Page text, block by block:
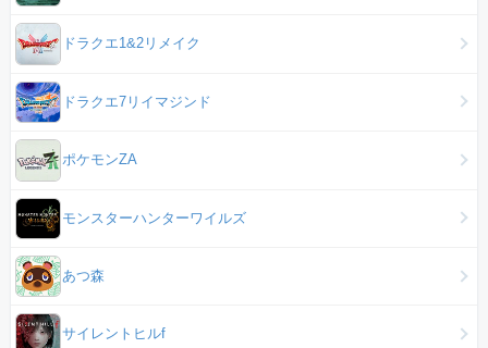
ドラクエ1&2リメイク
ドラクエ7リイマジンド
ポケモンZA
モンスターハンターワイルズ
あつ森
サイレントヒルf